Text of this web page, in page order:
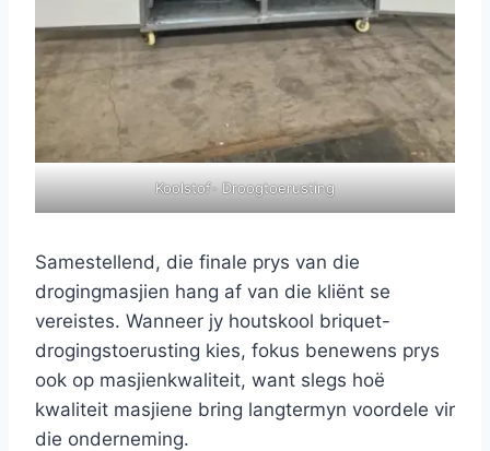
Koolstof- Droogtoerusting
Samestellend, die finale prys van die
drogingmasjien hang af van die kliënt se
vereistes. Wanneer jy houtskool briquet-
drogingstoerusting kies, fokus benewens prys
ook op masjienkwaliteit, want slegs hoë
kwaliteit masjiene bring langtermyn voordele vir
die onderneming.